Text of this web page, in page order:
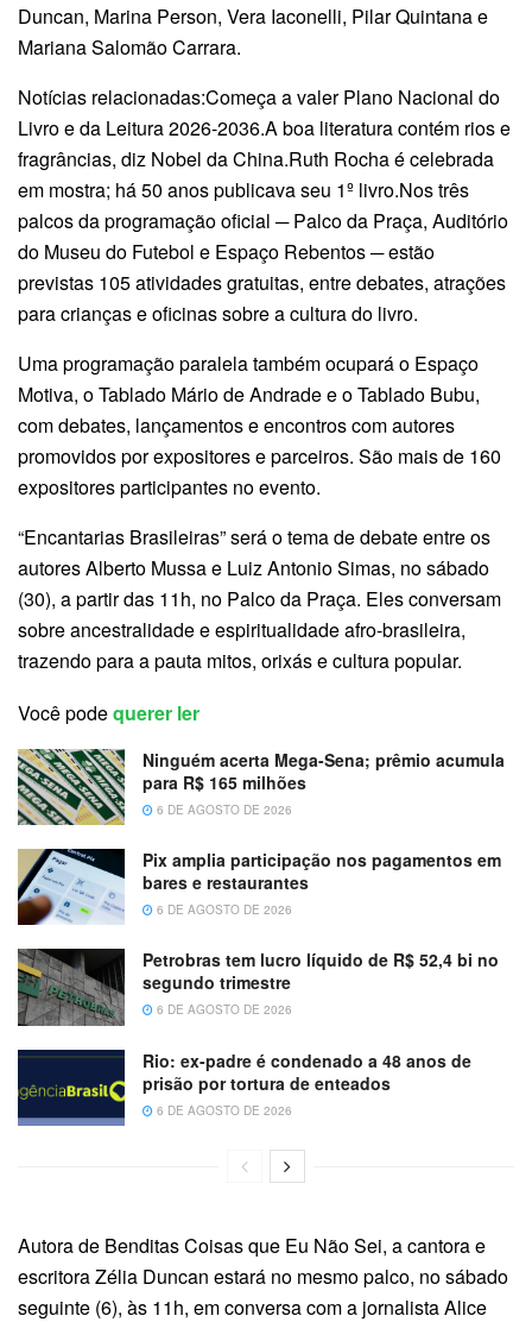
Duncan, Marina Person, Vera Iaconelli, Pilar Quintana e
Mariana Salomão Carrara.
Notícias relacionadas:Começa a valer Plano Nacional do
Livro e da Leitura 2026-2036.A boa literatura contém rios e
fragrâncias, diz Nobel da China.Ruth Rocha é celebrada
em mostra; há 50 anos publicava seu 1º livro.Nos três
palcos da programação oficial ─ Palco da Praça, Auditório
do Museu do Futebol e Espaço Rebentos ─ estão
previstas 105 atividades gratuitas, entre debates, atrações
para crianças e oficinas sobre a cultura do livro.
Uma programação paralela também ocupará o Espaço
Motiva, o Tablado Mário de Andrade e o Tablado Bubu,
com debates, lançamentos e encontros com autores
promovidos por expositores e parceiros. São mais de 160
expositores participantes no evento.
“Encantarias Brasileiras” será o tema de debate entre os
autores Alberto Mussa e Luiz Antonio Simas, no sábado
(30), a partir das 11h, no Palco da Praça. Eles conversam
sobre ancestralidade e espiritualidade afro-brasileira,
trazendo para a pauta mitos, orixás e cultura popular.
Você podequerer ler
Ninguém acerta Mega-Sena; prêmio acumula
para R$ 165 milhões
6 DE AGOSTO DE 2026
Pix amplia participação nos pagamentos em
bares e restaurantes
6 DE AGOSTO DE 2026
Petrobras tem lucro líquido de R$ 52,4 bi no
segundo trimestre
6 DE AGOSTO DE 2026
Rio: ex-padre é condenado a 48 anos de
prisão por tortura de enteados
6 DE AGOSTO DE 2026
Autora de Benditas Coisas que Eu Não Sei, a cantora e
escritora Zélia Duncan estará no mesmo palco, no sábado
seguinte (6), às 11h, em conversa com a jornalista Alice